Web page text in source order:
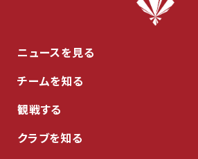
ニュースを見る
チームを知る
観戦する
クラブを知る